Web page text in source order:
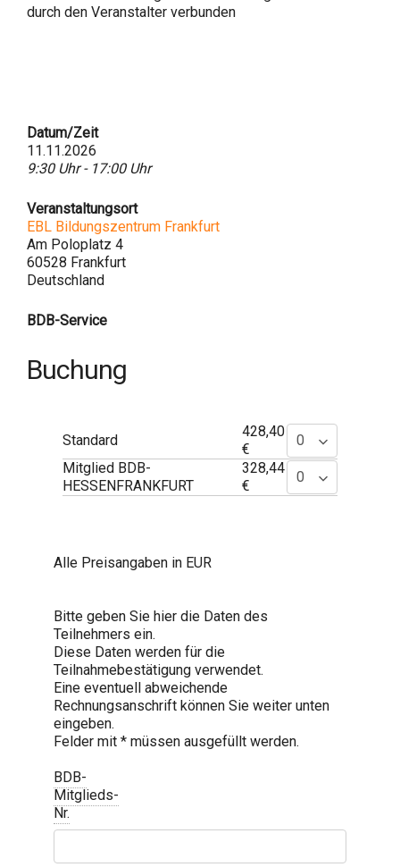
durch den Veranstalter verbunden
Datum/Zeit
11.11.2026
9:30 Uhr - 17:00 Uhr
Veranstaltungsort
EBL Bildungszentrum Frankfurt
Am Poloplatz 4
60528 Frankfurt
Deutschland
BDB-Service
Buchung
Standard
428,40
€
Mitglied BDB-
HESSENFRANKFURT
328,44
€
Alle Preisangaben in EUR
Bitte geben Sie hier die Daten des
Teilnehmers ein.
Diese Daten werden für die
Teilnahmebestätigung verwendet.
Eine eventuell abweichende
Rechnungsanschrift können Sie weiter unten
eingeben.
Felder mit * müssen ausgefüllt werden.
BDB-
Mitglieds-
Nr.